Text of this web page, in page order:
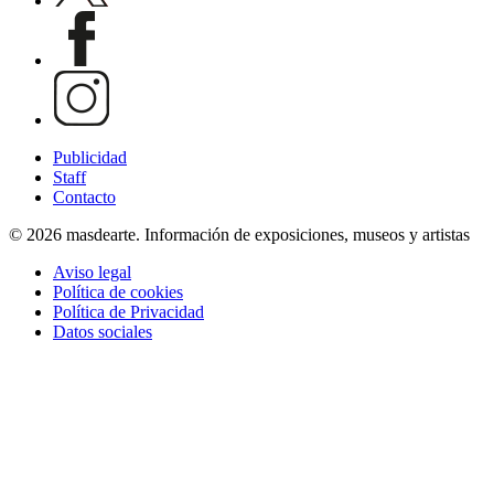
Publicidad
Staff
Contacto
© 2026 masdearte. Información de exposiciones, museos y artistas
Aviso legal
Política de cookies
Política de Privacidad
Datos sociales